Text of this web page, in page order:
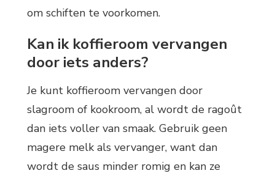
om schiften te voorkomen.
Kan ik koffieroom vervangen
door iets anders?
Je kunt koffieroom vervangen door
slagroom of kookroom, al wordt de ragoût
dan iets voller van smaak. Gebruik geen
magere melk als vervanger, want dan
wordt de saus minder romig en kan ze